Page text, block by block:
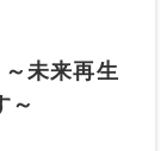
未来再生
～